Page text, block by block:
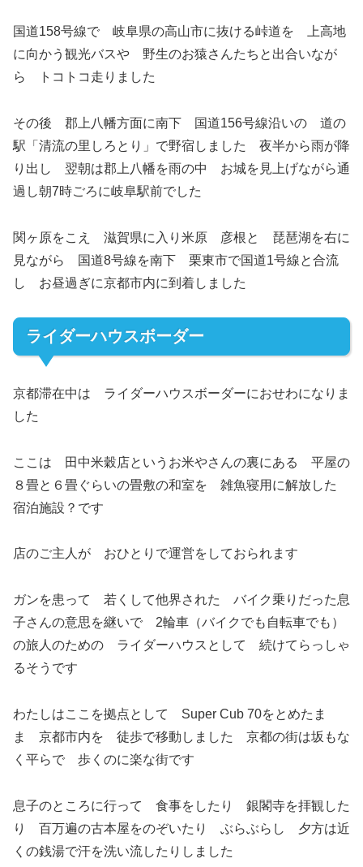
国道158号線で 岐阜県の高山市に抜ける峠道を 上高地
に向かう観光バスや 野生のお猿さんたちと出合いなが
ら トコトコ走りました
その後 郡上八幡方面に南下 国道156号線沿いの 道の
駅「清流の里しろとり」で野宿しました 夜半から雨が降
り出し 翌朝は郡上八幡を雨の中 お城を見上げながら通
過し朝7時ごろに岐阜駅前でした
関ヶ原をこえ 滋賀県に入り米原 彦根と 琵琶湖を右に
見ながら 国道8号線を南下 栗東市で国道1号線と合流
し お昼過ぎに京都市内に到着しました
ライダーハウスボーダー
京都滞在中は ライダーハウスボーダーにおせわになりま
した
ここは 田中米穀店というお米やさんの裏にある 平屋の
８畳と６畳ぐらいの畳敷の和室を 雑魚寝用に解放した
宿泊施設？です
店のご主人が おひとりで運営をしておられます
ガンを患って 若くして他界された バイク乗りだった息
子さんの意思を継いで 2輪車（バイクでも自転車でも）
の旅人のための ライダーハウスとして 続けてらっしゃ
るそうです
わたしはここを拠点として Super Cub 70をとめたま
ま 京都市内を 徒歩で移動しました 京都の街は坂もな
く平らで 歩くのに楽な街です
息子のところに行って 食事をしたり 銀閣寺を拝観した
り 百万遍の古本屋をのぞいたり ぶらぶらし 夕方は近
くの銭湯で汗を洗い流したりしました